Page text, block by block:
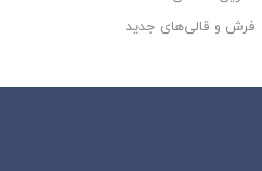
فرش و قالی‌های جدید